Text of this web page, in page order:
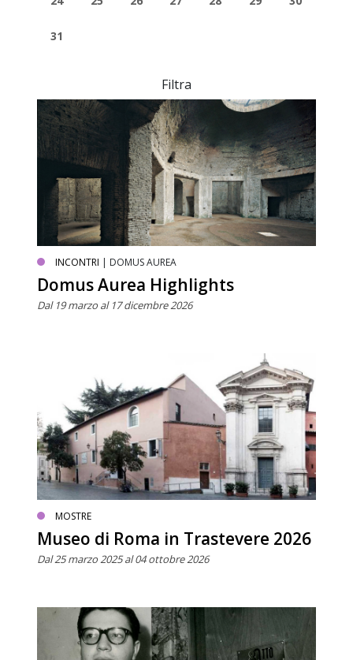
31
Filtra
INCONTRI | DOMUS AUREA
Domus Aurea Highlights
Dal 19 marzo al 17 dicembre 2026
MOSTRE
Museo di Roma in Trastevere 2026
Dal 25 marzo 2025 al 04 ottobre 2026